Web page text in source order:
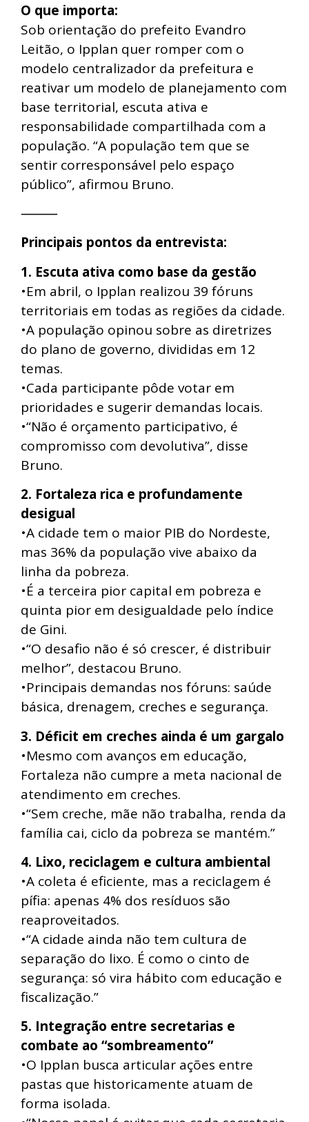
O que importa:
Sob orientação do prefeito Evandro
Leitão, o Ipplan quer romper com o
modelo centralizador da prefeitura e
reativar um modelo de planejamento com
base territorial, escuta ativa e
responsabilidade compartilhada com a
população. “A população tem que se
sentir corresponsável pelo espaço
público”, afirmou Bruno.
⸻
Principais pontos da entrevista:
1. Escuta ativa como base da gestão
•Em abril, o Ipplan realizou 39 fóruns
territoriais em todas as regiões da cidade.
•A população opinou sobre as diretrizes
do plano de governo, divididas em 12
temas.
•Cada participante pôde votar em
prioridades e sugerir demandas locais.
•“Não é orçamento participativo, é
compromisso com devolutiva”, disse
Bruno.
2. Fortaleza rica e profundamente
desigual
•A cidade tem o maior PIB do Nordeste,
mas 36% da população vive abaixo da
linha da pobreza.
•É a terceira pior capital em pobreza e
quinta pior em desigualdade pelo índice
de Gini.
•“O desafio não é só crescer, é distribuir
melhor”, destacou Bruno.
•Principais demandas nos fóruns: saúde
básica, drenagem, creches e segurança.
3. Déficit em creches ainda é um gargalo
•Mesmo com avanços em educação,
Fortaleza não cumpre a meta nacional de
atendimento em creches.
•“Sem creche, mãe não trabalha, renda da
família cai, ciclo da pobreza se mantém.”
4. Lixo, reciclagem e cultura ambiental
•A coleta é eficiente, mas a reciclagem é
pífia: apenas 4% dos resíduos são
reaproveitados.
•“A cidade ainda não tem cultura de
separação do lixo. É como o cinto de
segurança: só vira hábito com educação e
fiscalização.”
5. Integração entre secretarias e
combate ao “sombreamento”
•O Ipplan busca articular ações entre
pastas que historicamente atuam de
forma isolada.